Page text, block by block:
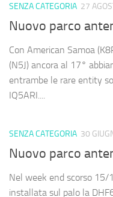
SENZA CATEGORIA 27
Nuovo parco
Con American Samoa
(N5J) ancora al 17°
entrambe le rare entity
IQ5ARI....
SENZA CATEGORIA 30
Nuovo parco
Nel week end scorso
installata sul palo la